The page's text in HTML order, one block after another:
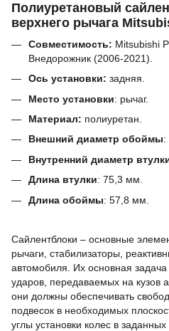
Полиуретановый
верхнего рычага
Совместимость: Mitsubishi
Внедорожник (2006-2021).
Ось установки: задняя.
Место установки: рычаг.
Материал: полиуретан.
Внешний диаметр обоймы:
Внутренний диаметр
Длина втулки: 75,3 мм.
Длина обоймы: 57,8 мм
Сайлентблоки – основные
рычаги, стабилизаторы,
автомобиля.
Их основная
ударов, передаваемых на кузов
они должны обеспечивать
подвесок в необходимых
углы установки колес в